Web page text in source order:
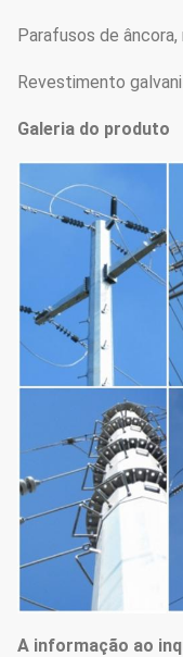
Parafusos de
Revestimento
Galeria do produto
A informação ao